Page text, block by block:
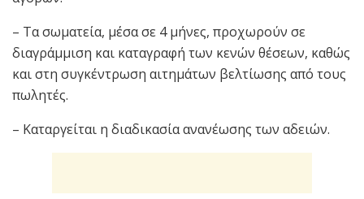
– Τα σωματεία, μέσα σε 4 μήνες, προχωρούν σε
διαγράμμιση και καταγραφή των κενών θέσεων, καθώς
και στη συγκέντρωση αιτημάτων βελτίωσης από τους
πωλητές.
– Καταργείται η διαδικασία ανανέωσης των αδειών.